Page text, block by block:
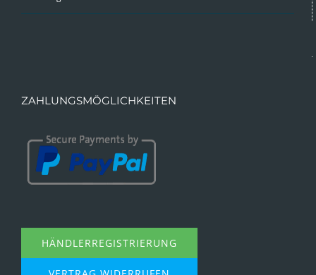
ZAHLUNGSMÖGLICHKEITEN
HÄNDLERREGISTRIERUNG